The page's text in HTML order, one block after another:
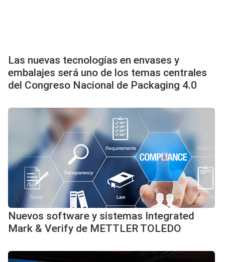
Las nuevas tecnologías en envases y
embalajes será uno de los temas centrales
del Congreso Nacional de Packaging 4.0
Nuevos software y sistemas Integrated
Mark & Verify de METTLER TOLEDO